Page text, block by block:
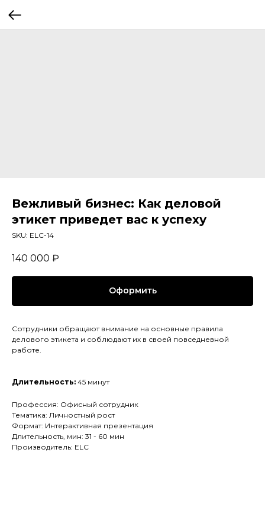
Вежливый бизнес: Как деловой
этикет приведет вас к успеху
SKU: ELC-14
140 000 ₽
Оформить
Сотрудники обращают внимание на основные правила
делового этикета и соблюдают их в своей повседневной
работе.
Длительность: 45 минут
Профессия: Офисный сотрудник
Тематика: Личностный рост
Формат: Интерактивная презентация
Длительность, мин: 31 - 60 мин
Производитель: ELC